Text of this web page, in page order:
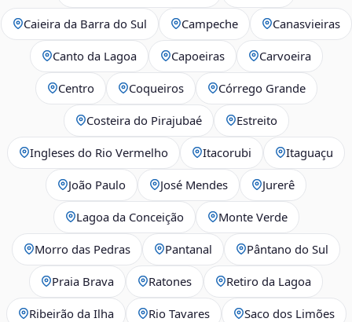
Caieira da Barra do Sul Campeche Canasvieiras
Canto da Lagoa Capoeiras Carvoeira
Centro Coqueiros Córrego Grande
Costeira do Pirajubaé Estreito
Ingleses do Rio Vermelho Itacorubi Itaguaçu
João Paulo José Mendes Jurerê
Lagoa da Conceição Monte Verde
Morro das Pedras Pantanal Pântano do Sul
Praia Brava Ratones Retiro da Lagoa
Ribeirão da Ilha Rio Tavares Saco dos Limões